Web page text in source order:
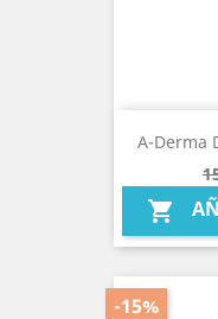
A-Derma

-15%